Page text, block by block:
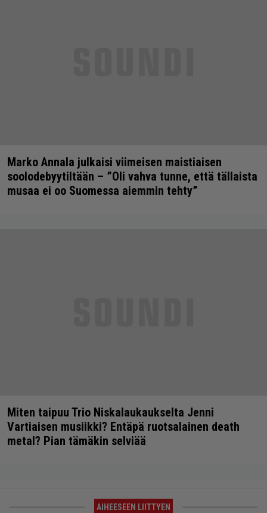
Marko Annala julkaisi viimeisen maistiaisen
soolodebyytiltään – ”Oli vahva tunne, että tällaista
musaa ei oo Suomessa aiemmin tehty”
Miten taipuu Trio Niskalaukaukselta Jenni
Vartiaisen musiikki? Entäpä ruotsalainen death
metal? Pian tämäkin selviää
AIHEESEEN LIITTYEN